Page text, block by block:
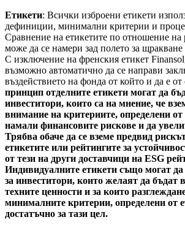
Етикети: Всички изброени етикети
дефиниции, минимални критерии и
Сравнение на етикетите по отношение на
може да се намери зад полето за
С изключение на френския етикет
възможно автоматично да се направи
въздействието на фонда от който и да е от
принцип отделните етикети могат да
инвеститори, които са на мнение, че
внимание на критериите, определени
намали финансовите рискове и да
Трябва обаче да се вземе предвид
етикетите или рейтингите за
от тези на други доставчици на ESG
Индивидуалните етикети също могат
за инвеститори, които желаят да бъдат
техните ценности и за които
минималните критерии, определени от
достатъчно за тази цел.